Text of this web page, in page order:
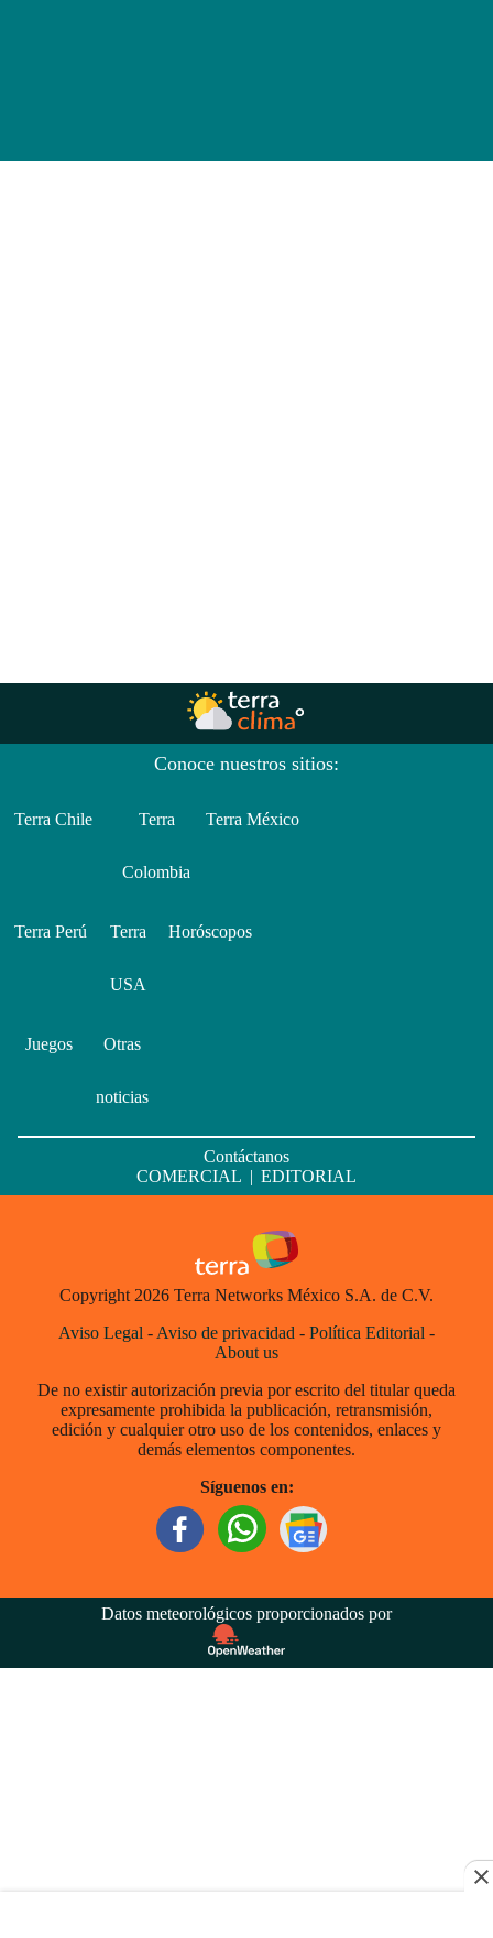
Conoce nuestros sitios:
Terra Chile Terra
Colombia
Terra México
Terra Perú Terra
USA
Horóscopos
Juegos Otras
noticias
Contáctanos
COMERCIAL | EDITORIAL
Copyright 2026 Terra Networks México S.A. de C.V.
Aviso Legal - Aviso de privacidad - Política Editorial -
About us
De no existir autorización previa por escrito del titular queda
expresamente prohibida la publicación, retransmisión,
edición y cualquier otro uso de los contenidos, enlaces y
demás elementos componentes.
Síguenos en:
Datos meteorológicos proporcionados por